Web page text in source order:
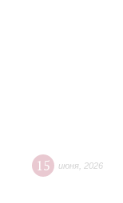
15 июня 2026